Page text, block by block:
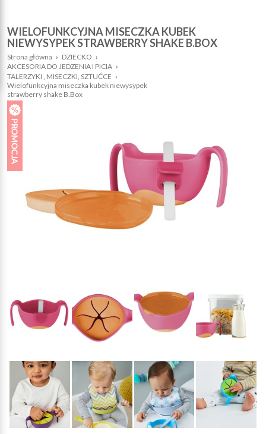
WIELOFUNKCYJNA MISECZKA KUBEK
NIEWYSYPEK STRAWBERRY SHAKE B.BOX
Strona główna › DZIECKO ›
AKCESORIA DO JEDZENIA I PICIA ›
TALERZYKI , MISECZKI, SZTUĆCE ›
Wielofunkcyjna miseczka kubek niewysypek
strawberry shake B.Box